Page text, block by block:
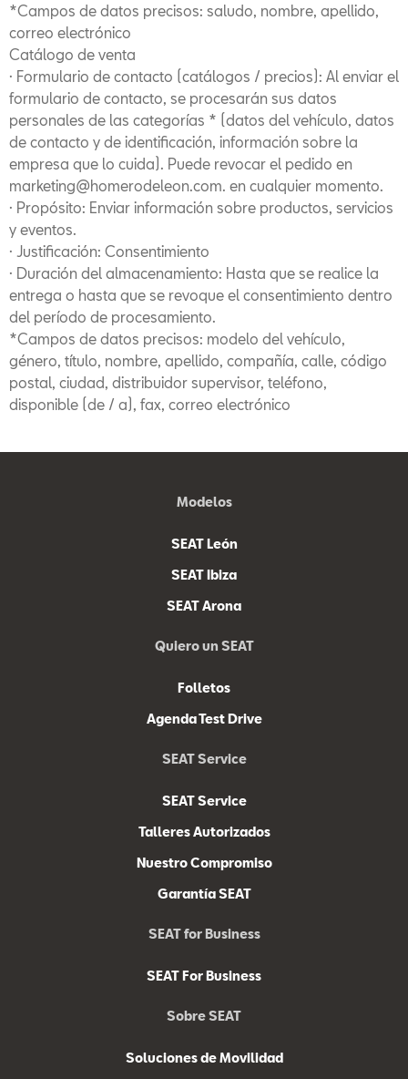
*Campos de datos precisos: saludo, nombre, apellido,
correo electrónico
Catálogo de venta
· Formulario de contacto (catálogos / precios): Al enviar el
formulario de contacto, se procesarán sus datos
personales de las categorías * (datos del vehículo, datos
de contacto y de identificación, información sobre la
empresa que lo cuida). Puede revocar el pedido en
marketing@homerodeleon.com. en cualquier momento.
· Propósito: Enviar información sobre productos, servicios
y eventos.
· Justificación: Consentimiento
· Duración del almacenamiento: Hasta que se realice la
entrega o hasta que se revoque el consentimiento dentro
del período de procesamiento.
*Campos de datos precisos: modelo del vehículo,
género, título, nombre, apellido, compañía, calle, código
postal, ciudad, distribuidor supervisor, teléfono,
disponible (de / a), fax, correo electrónico
Modelos
SEAT León
SEAT Ibiza
SEAT Arona
Quiero un SEAT
Folletos
Agenda Test Drive
SEAT Service
SEAT Service
Talleres Autorizados
Nuestro Compromiso
Garantía SEAT
SEAT for Business
SEAT For Business
Sobre SEAT
Soluciones de Movilidad